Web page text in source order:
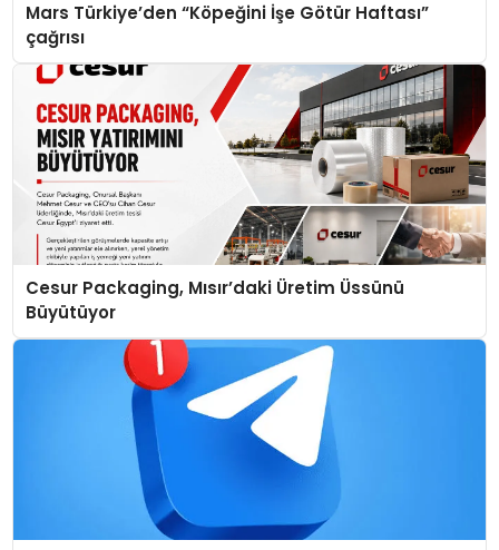
Mars Türkiye’den “Köpeğini İşe Götür Haftası”
çağrısı
Cesur Packaging, Mısır’daki Üretim Üssünü
Büyütüyor